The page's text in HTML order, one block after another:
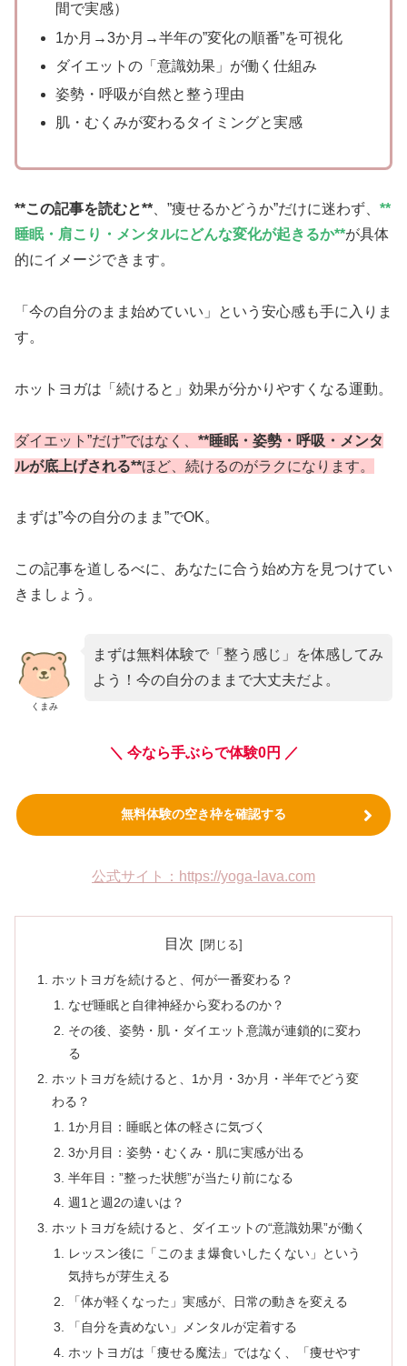
間で実感）
1か月→3か月→半年の”変化の順番”を可視化
ダイエットの「意識効果」が働く仕組み
姿勢・呼吸が自然と整う理由
肌・むくみが変わるタイミングと実感
**この記事を読むと** 、”痩せるかどうか”だけに迷わず、 **
睡眠・肩こり・メンタルにどんな変化が起きるか**が具体
的にイメージできます。
「今の自分のまま始めていい」という安心感も手に入りま
す。
ホットヨガは「続けると」効果が分かりやすくなる運動。
ダイエット”だけ”ではなく、 **睡眠・姿勢・呼吸・メンタ
ルが底上げされる**ほど、続けるのがラクになります。
まずは”今の自分のまま”でOK。
この記事を道しるべに、あなたに合う始め方を見つけてい
きましょう。
くまみ
まずは無料体験で「整う感じ」を体感してみ
よう！今の自分のままで大丈夫だよ。
＼ 今なら手ぶらで体験0円 ／
無料体験の空き枠を確認する
公式サイト：https://yoga-lava.com
目次
ホットヨガを続けると、何が一番変わる？
なぜ睡眠と自律神経から変わるのか？
その後、姿勢・肌・ダイエット意識が連鎖的に変わ
る
ホットヨガを続けると、1か月・3か月・半年でどう変
わる？
1か月目：睡眠と体の軽さに気づく
3か月目：姿勢・むくみ・肌に実感が出る
半年目：”整った状態”が当たり前になる
週1と週2の違いは？
ホットヨガを続けると、ダイエットの“意識効果”が働く
レッスン後に「このまま爆食いしたくない」という
気持ちが芽生える
「体が軽くなった」実感が、日常の動きを変える
「自分を責めない」メンタルが定着する
ホットヨガは「痩せる魔法」ではなく、「痩せやす